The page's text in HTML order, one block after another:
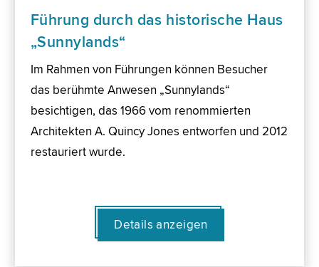
Führung durch das historische Haus
„Sunnylands“
Im Rahmen von Führungen können Besucher
das berühmte Anwesen „Sunnylands“
besichtigen, das 1966 vom renommierten
Architekten A. Quincy Jones entworfen und 2012
restauriert wurde.
Details anzeigen